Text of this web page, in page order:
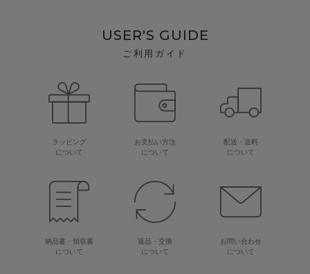
USER'S GUIDE
ご利用ガイド
ラッピング
について
お支払い方法
について
配送・送料
について
納品書・領収書
について
返品・交換
について
お問い合わせ
について